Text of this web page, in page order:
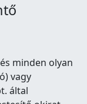
minden olyan
vagy
által